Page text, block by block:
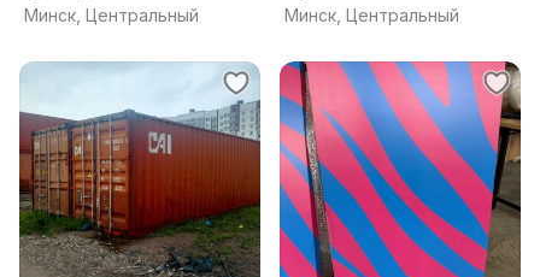
Минск, Центральный Минск, Центральный